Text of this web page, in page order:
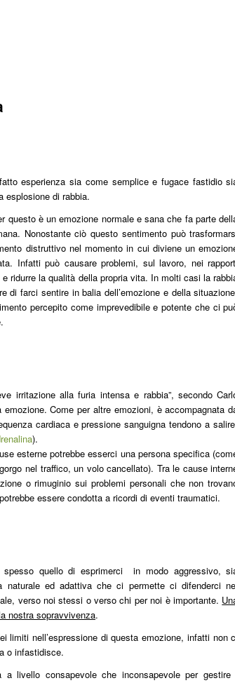
esperienza sia come semplice e fugace fastidio
esplosione di rabbia.
questo è un emozione normale e sana che fa parte
Nonostante ciò questo sentimento può
distruttivo nel momento in cui diviene un
Infatti può causare problemi, sul lavoro, nei
e ridurre la qualità della propria vita. In molti casi la
di farci sentire in balia dell’emozione e della
percepito come imprevedibile e potente che ci
irritazione alla furia intensa e rabbia”, secondo
Come per altre emozioni, è accompagnata
cardiaca e pressione sanguigna tendono a
).
esterne potrebbe esserci una persona specifica
nel traffico, un volo cancellato). Tra le cause
o rimuginio sui problemi personali che non
essere condotta a ricordi di eventi traumatici.
quello di esprimerci in modo aggressivo,
naturale ed adattiva che ci permette ci difenderci
verso noi stessi o verso chi per noi è importante.
nostra sopravvivenza.
limiti nell’espressione di questa emozione, infatti non
o infastidisce.
livello consapevole che inconsapevole per gestire